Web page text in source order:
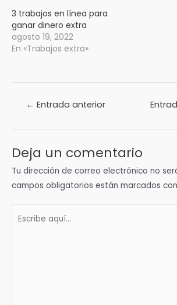
3 trabajos en línea para
ganar dinero extra
agosto 19, 2022
En «Trabajos extra»
Navegación
← Entrada anterior
Deja un comentario
Tu dirección de correo electrónico no
campos obligatorios están marcados con